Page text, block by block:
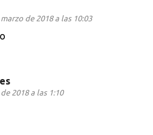
marzo de 2018 a las 10:03
2018 a las 1:10